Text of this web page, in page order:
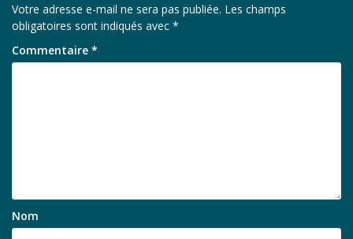
Votre adresse e-mail ne sera pas publiée. Les champs
obligatoires sont indiqués avec *
Commentaire *
Nom